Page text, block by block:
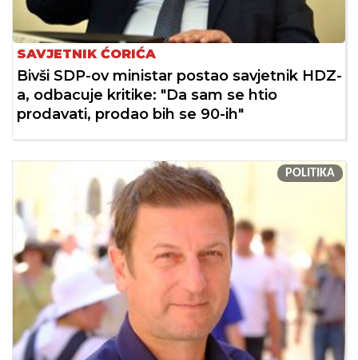
SAVJETNIK ĆORIĆA
Bivši SDP-ov ministar postao savjetnik HDZ-
a, odbacuje kritike: "Da sam se htio
prodavati, prodao bih se 90-ih"
POLITIKA